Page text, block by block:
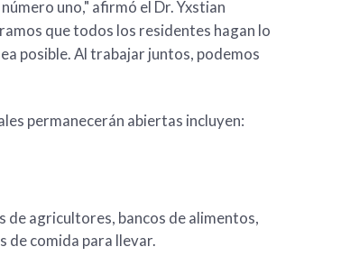
uno," afirmó el Dr. Yxstian
que todos los residentes hagan lo
posible. Al trabajar juntos, podemos
permanecerán abiertas incluyen:
agricultores, bancos de alimentos,
de comida para llevar.